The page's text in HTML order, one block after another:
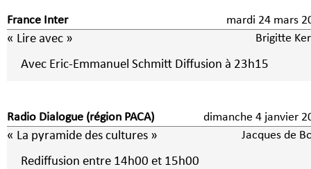
France Inter mardi 24 mars
« Lire avec » Brigitte
Avec Eric-Emmanuel Schmitt Diffusion à 23h15
Radio Dialogue (région PACA) dimanche 4
« La pyramide des cultures » Jacques de
Rediffusion entre 14h00 et 15h00